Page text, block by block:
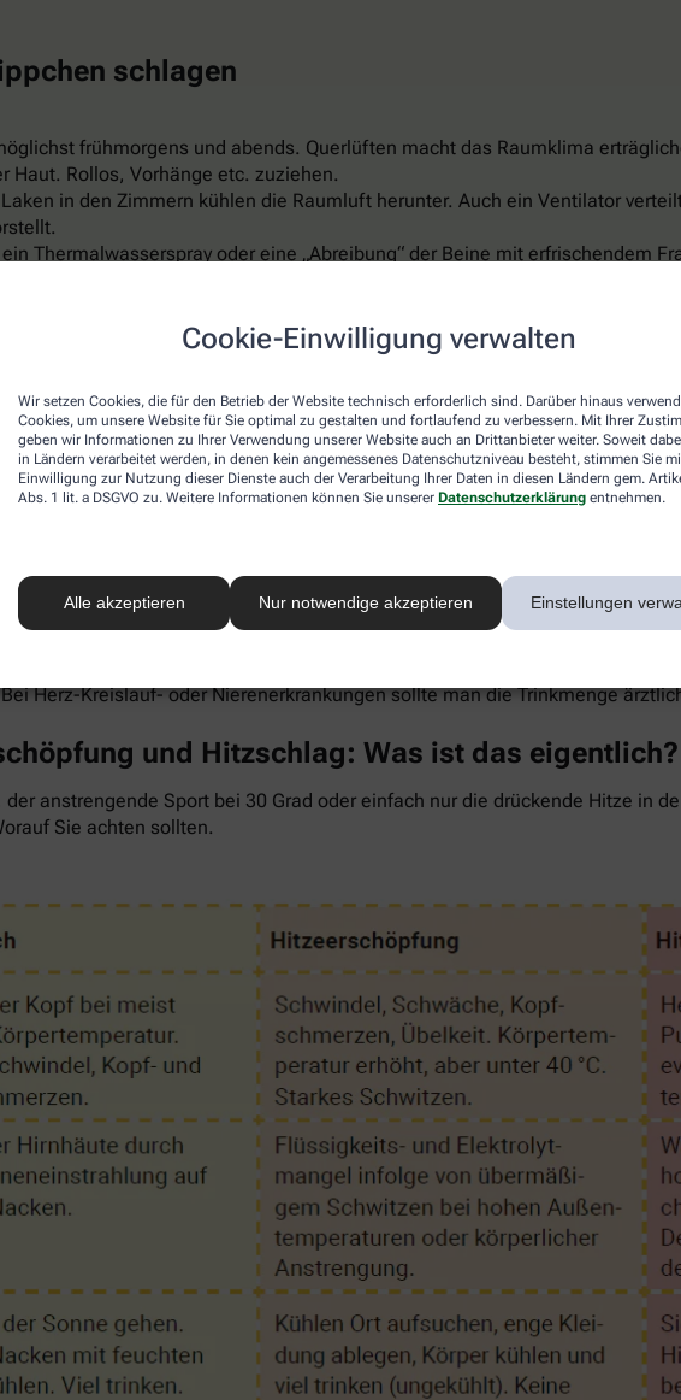
Cookie-Einwilligung verwalten
Wir setzen Cookies, die für den Betrieb der Website technisch erforderlich sind. Darüber hinaus
Cookies, um unsere Website für Sie optimal zu gestalten und fortlaufend zu verbessern. Mit Ihrer
geben wir Informationen zu Ihrer Verwendung unserer Website auch an Drittanbieter weiter. Soweit
in Ländern verarbeitet werden, in denen kein angemessenes Datenschutzniveau besteht, stimmen Sie
Einwilligung zur Nutzung dieser Dienste auch der Verarbeitung Ihrer Daten in diesen Ländern gem.
Abs. 1 lit. a DSGVO zu. Weitere Informationen können Sie unserer Datenschutzerklärung entnehmen.
Alle akzeptieren Nur notwendige akzeptieren Einstellungen
schlagen
frühmorgens und abends. Querlüften macht das Raumklima
Haut. Rollos, Vorhänge etc. zuziehen.
in den Zimmern kühlen die Raumluft herunter. Auch ein Ventilator
Thermalwasserspray oder eine „Abreibung“ der Beine mit erfrischendem
Fußbad oder feuchte Umschläge auf Arme, Beine, Stirn oder Nacken sind
zum Beispiel aus Leinen, reflektiert das Sonnenlicht, ist luftdurchlässig
im Baumarkt schon für rund 150 Euro. Aber Vorsicht: Nicht zu kalt
um den Flüssigkeitsverlust durch Schwitzen auszugleichen. Der ist
wir zu wenig, sind Kopfschmerzen und Konzentrationsprobleme meist die
auch anderen Organen zusetzt. So kann Hitzestress auch
Menschen. Als Faustregel gilt: Zwei bis drei Liter täglich sollten es sein. Die
oder verdünnte Säfte. Auch wasserreiches Obst und Gemüse wie Melonen,
Herz-Kreislauf- oder Nierenerkrankungen sollte man die Trinkmenge
und Hitzschlag: Was ist das eigentlich?
anstrengende Sport bei 30 Grad oder einfach nur die drückende Hitze in
Sie achten sollten.